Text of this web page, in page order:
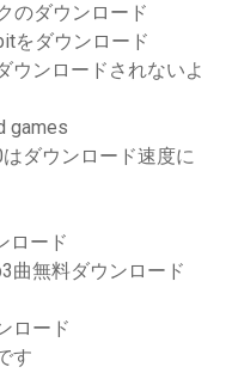
のダウンロード
をダウンロード
ウンロードされないよ
games
ダウンロード速度に
ロード
曲無料ダウンロード
ロード
す